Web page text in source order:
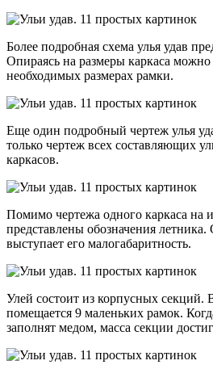
Более подробная схема улья удав
Опираясь на размеры каркаса можно
необходимых размерах рамки.
Еще один подробный чертеж улья
только чертеж всех составляющих
каркасов.
Помимо чертежа одного каркаса на
представлены обозначения летника.
выступает его малогабаритность.
Улей состоит из корпусных секций.
помещается 9 маленьких рамок.
заполнят медом, масса секции